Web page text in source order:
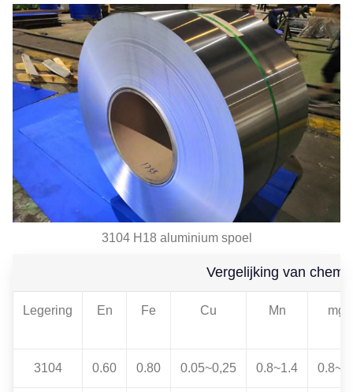
3104 H18 aluminium spoel
Vergelijking van
Legering En Fe Cu Mn mgr
3104 0.60 0.80 0.05~0,25 0.8~1.4